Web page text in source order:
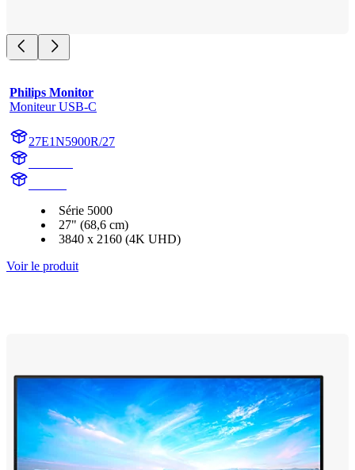
Philips Monitor
Moniteur USB-C
27E1N5900R/27
Série 5000
27" (68,6 cm)
3840 x 2160 (4K UHD)
Voir le produit